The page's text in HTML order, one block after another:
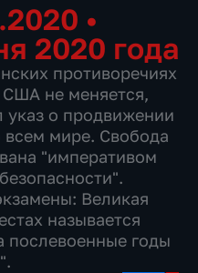
•
2020 года
противоречиях
США не меняется,
указ о продвижении
всем мире. Свобода
"императивом
Великая
называется
послевоенные годы